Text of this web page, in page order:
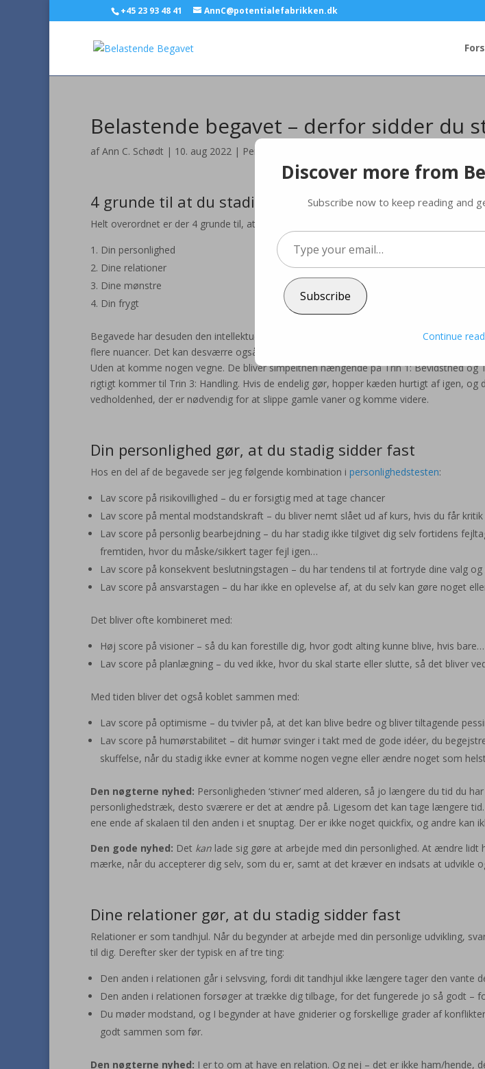
+45 23 93 48 41 AnnC@potentialefabrikken.dk
Belastende begavet – derfor sidder du
afAnn C. Schødt | 10. aug 2022 | Personlig udvikling
4 grunde til at du stadig sidder fast
Helt overordnet er der 4 grunde til, at du sidder fast og ikke kan komme videre –
Din personlighed
Dine relationer
Dine mønstre
Din frygt
Begavede har desuden den intellektuelle kapacitet til at analysere og se ting fra flere
flere nuancer. Det kan desværre også øge tendensen til at overtænke, bekymre sig og
Uden at komme nogen vegne. De bliver simpelthen hængende på Trin 1: Bevidsthed og
rigtigt kommer til Trin 3: Handling. Hvis de endelig gør, hopper kæden hurtigt af igen, og
vedholdenhed, der er nødvendig for at slippe gamle vaner og komme videre.
Din personlighed gør, at du stadig sidder fast
Hos en del af de begavede ser jeg følgende kombination i personlighedstesten:
Lav score på risikovillighed – du er forsigtig med at tage chancer
Lav score på mental modstandskraft – du bliver nemt slået ud af kurs, hvis du får
Lav score på personlig bearbejdning – du har stadig ikke tilgivet dig selv fortidens
fremtiden, hvor du måske/sikkert tager fejl igen…
Lav score på konsekvent beslutningstagen – du har tendens til at fortryde dine valg
Lav score på ansvarstagen – du har ikke en oplevelse af, at du selv kan gøre noget
Det bliver ofte kombineret med:
Høj score på visioner – så du kan forestille dig, hvor godt alting kunne blive, hvis bare…
Lav score på planlægning – du ved ikke, hvor du skal starte eller slutte, så det bliver
Med tiden bliver det også koblet sammen med:
Lav score på optimisme – du tvivler på, at det kan blive bedre og bliver tiltagende
Lav score på humørstabilitet – dit humør svinger i takt med de gode idéer, du
skuffelse, når du stadig ikke evner at komme nogen vegne eller ændre noget som
Den nøgterne nyhed: Personligheden ‘stivner’ med alderen, så jo længere du tid du
personlighedstræk, desto sværere er det at ændre på. Ligesom det kan tage længere
ene ende af skalaen til den anden i et snuptag. Der er ikke noget quickfix, og andre kan
Den gode nyhed: Det kan lade sig gøre at arbejde med din personlighed. At ændre lidt
mærke, når du accepterer dig selv, som du er, samt at det kræver en indsats at udvikle
Dine relationer gør, at du stadig sidder fast
Relationer er som tandhjul. Når du begynder at arbejde med din personlige udvikling,
til dig. Derefter sker der typisk en af tre ting:
Den anden i relationen går i selvsving, fordi dit tandhjul ikke længere tager den vante
Den anden i relationen forsøger at trække dig tilbage, for det fungerede jo så godt –
Du møder modstand, og I begynder at have gniderier og forskellige grader af
godt sammen som før.
Den nøgterne nyhed: I er to om at have en relation. Og nej – det er ikke ham/hende,
Discover more from
Subscribe now to keep reading and
Type
your
email…
Subscribe
Continue